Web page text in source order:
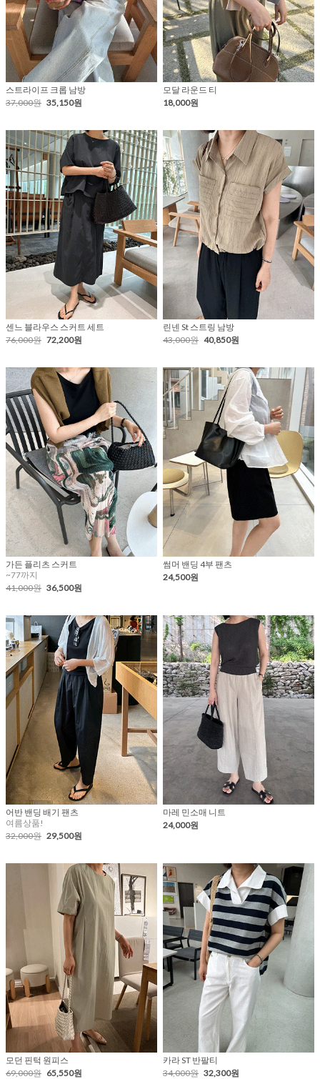
스트라이프 크롭 남방
37,000원 35,150원
모달 라운드 티
18,000원
센느 블라우스 스커트 세트
76,000원 72,200원
린넨 St 스트링 남방
43,000원 40,850원
가든 플리츠 스커트
~77까지
41,000원 36,500원
썸머 밴딩 4부 팬츠
24,500원
어반 밴딩 배기 팬츠
여름상품!
32,000원 29,500원
마레 민소매 니트
24,000원
모던 핀턱 원피스
69,000원 65,550원
카라 ST 반팔티
34,000원 32,300원